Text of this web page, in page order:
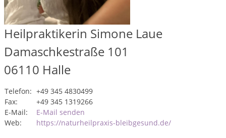
Heilpraktikerin Simone Laue
Damaschkestraße 101
06110 Halle
Telefon: +49 345 4830499
Fax:
+49 345 1319266
E-Mail:
E-Mail senden
Web:
https://naturheilpraxis-bleibgesund.de/